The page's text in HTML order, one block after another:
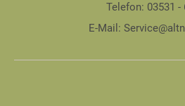
Telefon: 03531 -
E-Mail: